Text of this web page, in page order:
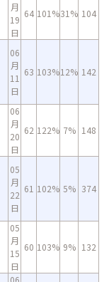
月
19
日
64 101%31% 104
06
月
11
日
63 103%12% 142
06
月
20
日
62 122% 7% 148
05
月
22
日
61 102% 5% 374
05
月
15
日
60 103% 9% 132
06